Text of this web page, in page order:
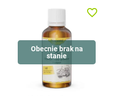
Obecnie brak na
stanie
favorite_border